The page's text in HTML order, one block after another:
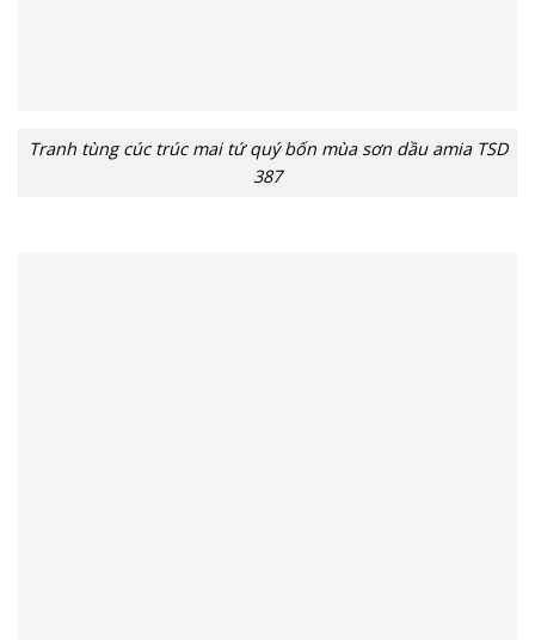
Tranh tùng cúc trúc mai tứ quý bốn mùa sơn dầu amia TSD
387